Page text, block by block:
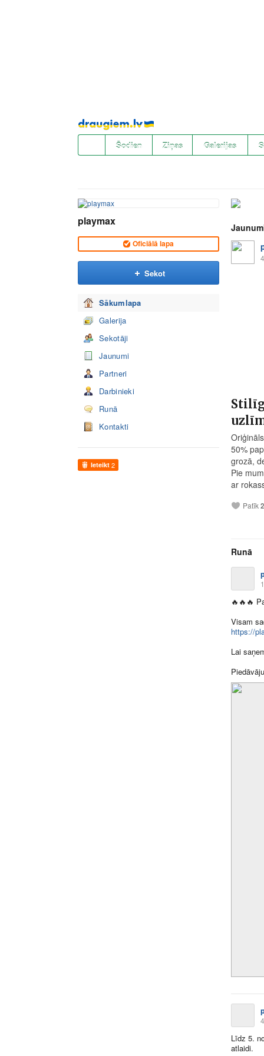
Pāriet
uz
saturu
Šodien Ziņas Galerijas
playmax
Oficiālā lapa
Sekot
Sākumlapa
Galerija
Sekotāji
Jaunumi
Partneri
Darbinieki
Runā
Kontakti
Ieteikt 2
50%
grozā,
Pie
ar
Patīk2
Runā
🔥 🔥 🔥
Visam
https://
Lai
Līdz 5.
atlaidi.